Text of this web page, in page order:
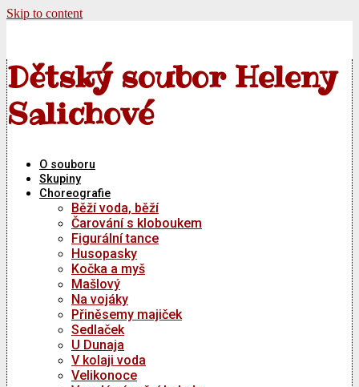
Skip to content
Dětský soubor Heleny
Salichové
O souboru
Skupiny
Choreografie
Běží voda, běží
Čarování s kloboukem
Figurální tance
Husopasky
Kočka a myš
Mašlový
Na vojáky
Přiněsemy majiček
Sedlaček
U Dunaja
V kolaji voda
Velikonoce